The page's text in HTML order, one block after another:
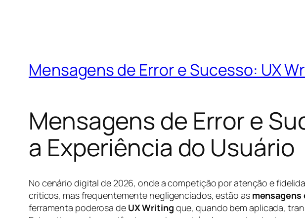
Mensagens de Error e Sucesso: UX
Mensagens de Error e
a Experiência do Usuário
No cenário digital de 2026, onde a competição por atenção e
críticos, mas frequentemente negligenciados, estão as mensagens
ferramenta poderosa de UX Writing que, quando bem aplicada,